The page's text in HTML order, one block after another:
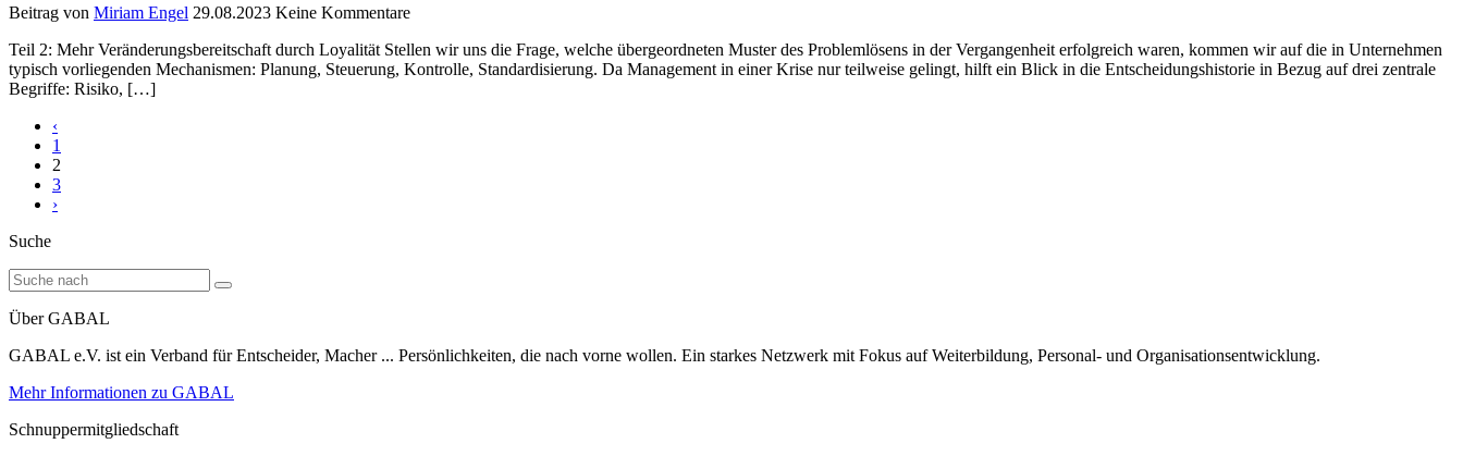
Beitrag von Miriam Engel 29.08.2023 Keine Kommentare
Teil 2: Mehr Veränderungsbereitschaft durch Loyalität Stellen wir uns die Frage, welche übergeordneten Muster des Problemlösens in der Vergangenheit erfolgreich waren, kommen wir auf die in Unternehmen
typisch vorliegenden Mechanismen: Planung, Steuerung, Kontrolle, Standardisierung. Da Management in einer Krise nur teilweise gelingt, hilft ein Blick in die Entscheidungshistorie in Bezug auf drei zentrale
Begriffe: Risiko, […]
‹
1
2
3
›
Suche
Über GABAL
GABAL e.V. ist ein Verband für Entscheider, Macher ... Persönlichkeiten, die nach vorne wollen. Ein starkes Netzwerk mit Fokus auf Weiterbildung, Personal- und Organisationsentwicklung.
Mehr Informationen zu GABAL
Schnuppermitgliedschaft